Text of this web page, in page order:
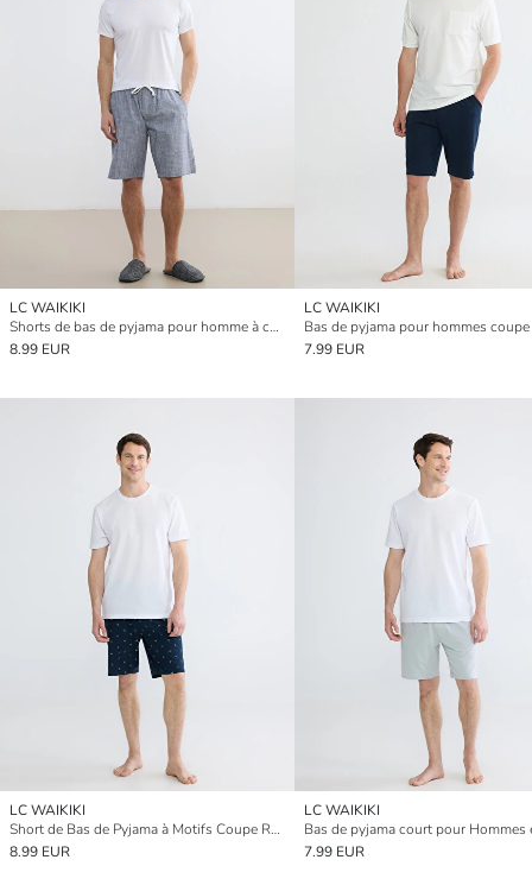
LC WAIKIKI
Shorts de bas de pyjama pour homme à coupe régulière
8.99 EUR
LC WAIKIKI
7.99 EUR
LC WAIKIKI
Short de Bas de Pyjama à Motifs Coupe Régulière
8.99 EUR
LC WAIKIKI
7.99 EUR